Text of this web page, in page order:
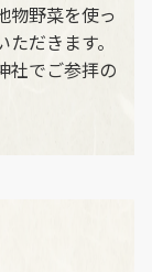
物野菜を使っ
だきます。
社でご参拝の